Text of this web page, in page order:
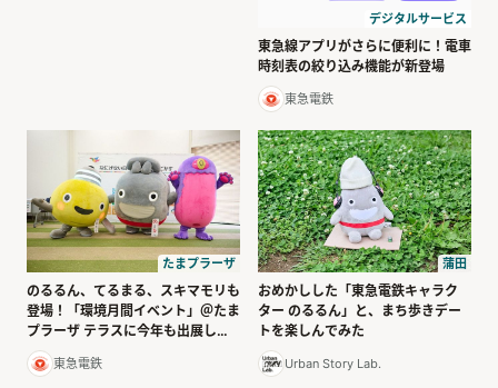
デジタルサービス
東急線アプリがさらに便利に！電車
時刻表の絞り込み機能が新登場
東急電鉄
たまプラーザ
のるるん、てるまる、スキマモリも
登場！「環境月間イベント」＠たま
プラーザ テラスに今年も出展しま
した
東急電鉄
蒲田
おめかしした「東急電鉄キャラク
ター のるるん」と、まち歩きデー
トを楽しんでみた
Urban Story Lab.